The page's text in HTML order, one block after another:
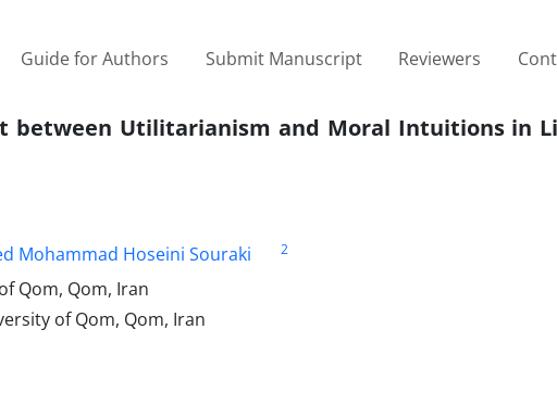
Guide for Authors Submit Manuscript Reviewers
between Utilitarianism and Moral Intuitions in
Mohammad Hoseini Souraki
2
Qom, Qom, Iran
of Qom, Qom, Iran